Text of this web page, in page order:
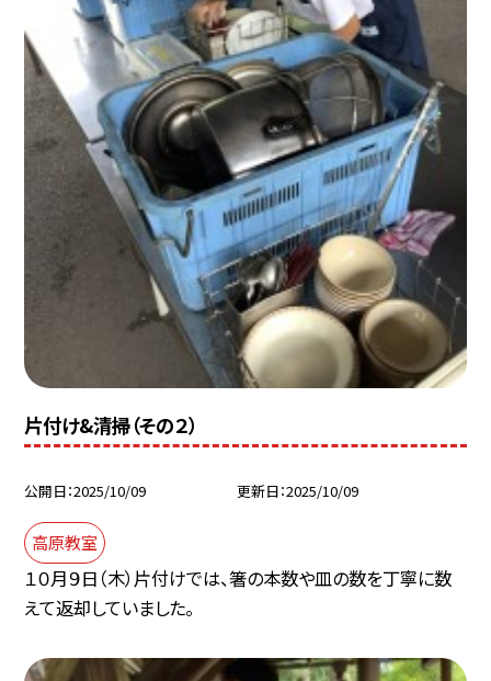
片付け&清掃（その２）
公開日 2025/10/09 更新日 2025/10/09
高原教室
１０月９日（木）片付けでは、箸の本数や皿の数を丁寧に数
えて返却していました。